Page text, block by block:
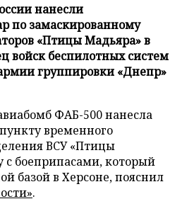
нанесли
по замаскированному
«Птицы Мадьяра» в
войск беспилотных систем
группировки «Днепр»
ФАБ-500 нанесла
временного
ВСУ «Птицы
с боеприпасами, который
базой в Херсоне, пояснил
.